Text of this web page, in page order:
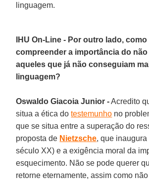
linguagem.
IHU On-Line - Por outro lado,
compreender a importância do
aqueles que já não conseguiam
linguagem?
Oswaldo Giacoia Junior -Acredito
situa a ética dotestemunho no
que se situa entre a superação do
proposta de Nietzsche, que
século XX) e a exigência moral da
esquecimento. Não se pode querer
retorne eternamente, assim como